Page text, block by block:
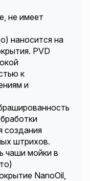
не имеет
наносится на
PVD
к
и
создания
штрихов.
чаши мойки в
NanoOil,